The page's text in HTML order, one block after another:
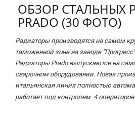
ОБЗОР СТАЛЬНЫХ
PRADO (30 ФОТО)
Радиаторы производятся на самом
таможенной зоне на заводе
Радиаторы Prado выпускаются на
сварочном оборудовании. Новая
итальянская линия полностью
работает под контролем 4